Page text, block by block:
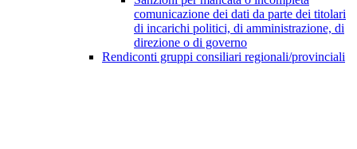
comunicazione dei dati da parte dei titolari
di incarichi politici, di amministrazione, di
direzione o di governo
Rendiconti gruppi consiliari regionali/provinciali